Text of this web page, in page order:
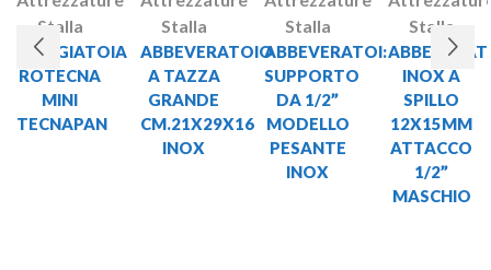
Stalla
MANGIATOIA
ROTECNA
MINI
TECNAPAN
Stalla
ABBEVERATOIO
A TAZZA
GRANDE
CM.21X29X16
INOX
Stalla
ABBEVERATOI:
SUPPORTO
DA 1/2”
MODELLO
PESANTE
INOX
Stalla
INOX A
SPILLO
12X15MM
ATTACCO
1/2”
MASCHIO